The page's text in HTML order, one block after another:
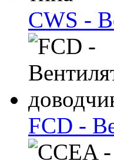
CWS -
FCD -